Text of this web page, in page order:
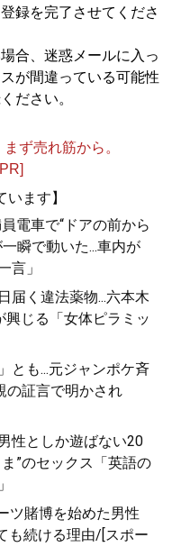
録を完了させてくださ
合、迷惑メールに入っ
が間違っている可能性
ださい。
ず売れ筋から。
います】
電車で“ドアの前から
瞬で動いた...車内が
言」
届く違法薬物...六本木
じる「女体ピラミッ
とも...元ジャンポケ斉
の証言で明かされ
性としか遊ばない20
”のセックス「英語の
ツ賭博を始めた男性
も続ける理由/[スポー